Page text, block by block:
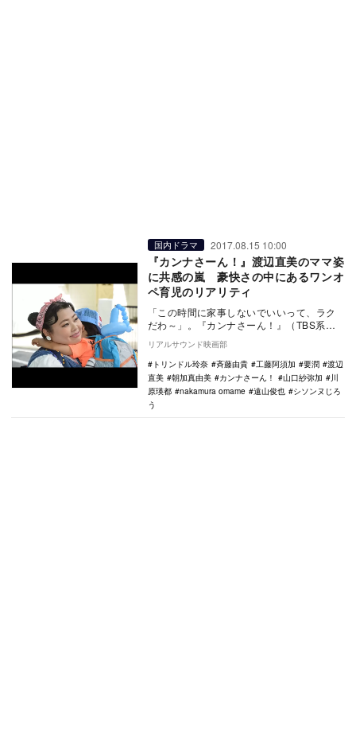
国内ドラマ 2017.08.15 10:00
『カンナさーん！』渡辺直美のママ姿
に共感の嵐 豪快さの中にあるワンオ
ペ育児のリアリティ
「この時間に家事しないでいいって、ラク
だわ～」。『カンナさーん！』（TBS系）
第4話に登場したこのセリフは、日本中の働
く母が一斉…
リアルサウンド映画部
トリンドル玲奈
斉藤由貴 工藤阿須加 要潤
渡辺
直美
朝加真由美 カンナさーん！ 山口紗弥加
川
原瑛都
nakamura omame 遠山俊也
シソンヌじろ
う